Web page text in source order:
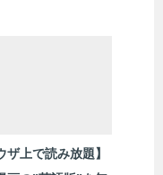
ザ上で読み放題】